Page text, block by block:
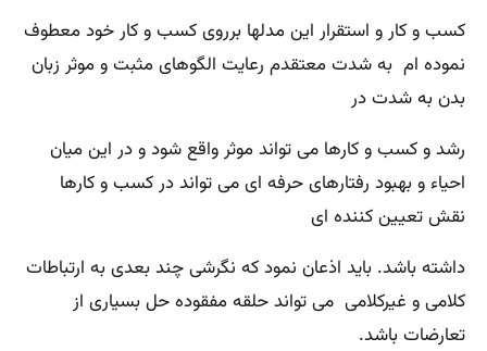
کسب و کار و استقرار این مدلها برروی کسب و کار خود معطوف
نموده ام به شدت معتقدم رعایت الگوهای مثبت و موثر زبان
بدن به شدت در
رشد و کسب و کارها می تواند موثر واقع شود و در این میان
احیاء و بهبود رفتارهای حرفه ای می تواند در کسب و کارها
نقش تعیین کننده ای
داشته باشد. باید اذعان نمود که نگرشی چند بعدی به ارتباطات
کلامی و غیرکلامی می تواند حلقه مفقوده حل بسیاری از
تعارضات باشد.